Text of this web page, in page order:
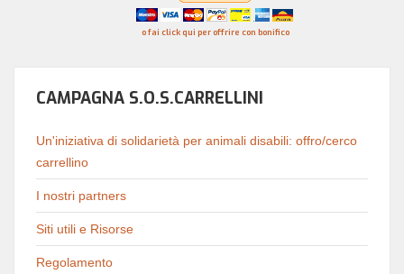
o fai click qui per offrire con bonifico
CAMPAGNA S.O.S.CARRELLINI
Un'iniziativa di solidarietà per animali disabili: offro/cerco
carrellino
I nostri partners
Siti utili e Risorse
Regolamento